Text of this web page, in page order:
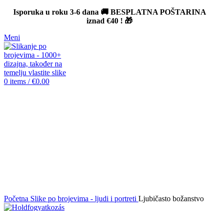
Isporuka u roku 3-6 dana 🚚 BESPLATNA POŠTARINA
iznad €40 ! 🎁
Meni
0 items / €0.00
Početna Slike po brojevima - ljudi i portreti Ljubičasto božanstvo